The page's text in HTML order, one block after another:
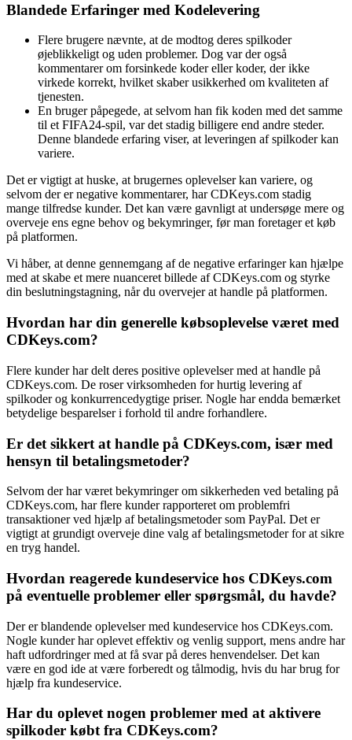
Blandede Erfaringer med Kodelevering
Flere brugere nævnte, at de modtog deres spilkoder
øjeblikkeligt og uden problemer. Dog var der også
kommentarer om forsinkede koder eller koder, der ikke
virkede korrekt, hvilket skaber usikkerhed om kvaliteten af
tjenesten.
En bruger påpegede, at selvom han fik koden med det samme
til et FIFA24-spil, var det stadig billigere end andre steder.
Denne blandede erfaring viser, at leveringen af spilkoder kan
variere.
Det er vigtigt at huske, at brugernes oplevelser kan variere, og
selvom der er negative kommentarer, har CDKeys.com stadig
mange tilfredse kunder. Det kan være gavnligt at undersøge mere og
overveje ens egne behov og bekymringer, før man foretager et køb
på platformen.
Vi håber, at denne gennemgang af de negative erfaringer kan hjælpe
med at skabe et mere nuanceret billede af CDKeys.com og styrke
din beslutningstagning, når du overvejer at handle på platformen.
Hvordan har din generelle købsoplevelse været med
CDKeys.com?
Flere kunder har delt deres positive oplevelser med at handle på
CDKeys.com. De roser virksomheden for hurtig levering af
spilkoder og konkurrencedygtige priser. Nogle har endda bemærket
betydelige besparelser i forhold til andre forhandlere.
Er det sikkert at handle på CDKeys.com, især med
hensyn til betalingsmetoder?
Selvom der har været bekymringer om sikkerheden ved betaling på
CDKeys.com, har flere kunder rapporteret om problemfri
transaktioner ved hjælp af betalingsmetoder som PayPal. Det er
vigtigt at grundigt overveje dine valg af betalingsmetoder for at sikre
en tryg handel.
Hvordan reagerede kundeservice hos CDKeys.com
på eventuelle problemer eller spørgsmål, du havde?
Der er blandende oplevelser med kundeservice hos CDKeys.com.
Nogle kunder har oplevet effektiv og venlig support, mens andre har
haft udfordringer med at få svar på deres henvendelser. Det kan
være en god ide at være forberedt og tålmodig, hvis du har brug for
hjælp fra kundeservice.
Har du oplevet nogen problemer med at aktivere
spilkoder købt fra CDKeys.com?